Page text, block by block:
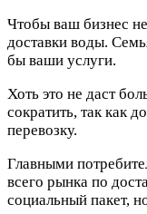
Чтобы ваш бизнес
доставки воды.
бы ваши услуги.
Хоть это не даст
сократить, так как
перевозку.
Главными
всего рынка по
социальный пакет,